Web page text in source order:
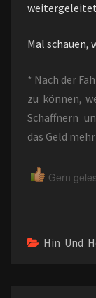
Mal schauen,
* Nach der
zu können,
Schaffnern
das Geld
Gern
Hin Und